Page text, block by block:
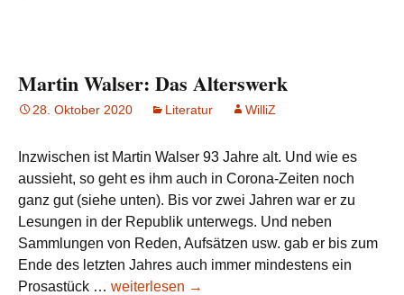
Martin Walser: Das Alterswerk
28. Oktober 2020 Literatur WilliZ
Inzwischen ist Martin Walser 93 Jahre alt. Und wie es
aussieht, so geht es ihm auch in Corona-Zeiten noch
ganz gut (siehe unten). Bis vor zwei Jahren war er zu
Lesungen in der Republik unterwegs. Und neben
Sammlungen von Reden, Aufsätzen usw. gab er bis zum
Ende des letzten Jahres auch immer mindestens ein
Prosastück … Martin
weiterlesen →